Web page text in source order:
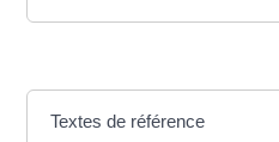
Textes de référence